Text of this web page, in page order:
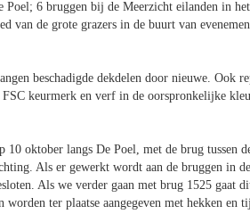
Poel; 6 bruggen bij de Meerzicht eilanden in
van de grote grazers in de buurt van
beschadigde dekdelen door nieuwe. Ook
keurmerk en verf in de oorspronkelijke
10 oktober langs De Poel, met de brug tussen
Als er gewerkt wordt aan de bruggen in
Als we verder gaan met brug 1525 gaat
ter plaatse aangegeven met hekken